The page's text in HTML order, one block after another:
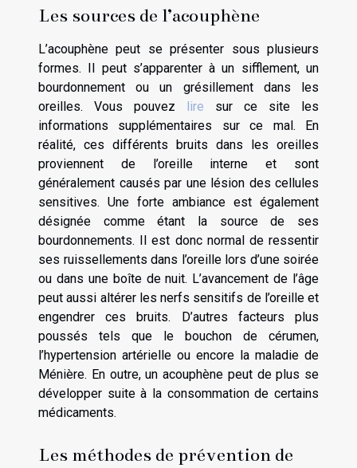
Les sources de l’acouphène
L’acouphène peut se présenter sous plusieurs
formes. Il peut s’apparenter à un sifflement, un
bourdonnement ou un grésillement dans les
oreilles. Vous pouvez lire sur ce site les
informations supplémentaires sur ce mal. En
réalité, ces différents bruits dans les oreilles
proviennent de l’oreille interne et sont
généralement causés par une lésion des cellules
sensitives. Une forte ambiance est également
désignée comme étant la source de ses
bourdonnements. Il est donc normal de ressentir
ses ruissellements dans l’oreille lors d’une soirée
ou dans une boîte de nuit. L’avancement de l’âge
peut aussi altérer les nerfs sensitifs de l’oreille et
engendrer ces bruits. D’autres facteurs plus
poussés tels que le bouchon de cérumen,
l’hypertension artérielle ou encore la maladie de
Ménière. En outre, un acouphène peut de plus se
développer suite à la consommation de certains
médicaments.
Les méthodes de prévention de